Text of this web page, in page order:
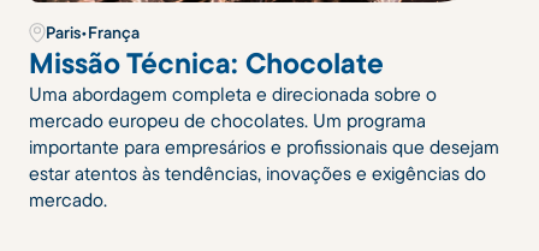
Paris•França
Missão Técnica: Chocolate
Uma abordagem completa e direcionada sobre o
mercado europeu de chocolates. Um programa
importante para empresários e profissionais que desejam
estar atentos às tendências, inovações e exigências do
mercado.